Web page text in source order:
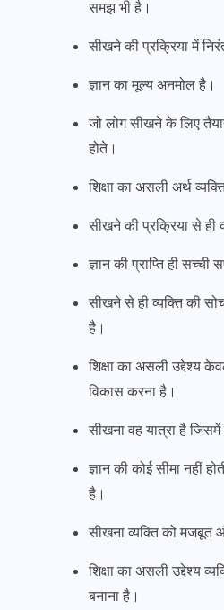
समझ भी है।
सीखने की प्रक्रिया में
ज्ञान का मूल्य अनमोल है।
जो लोग सीखने के लिए
होते।
शिक्षा का असली अर्थ
सीखने की प्रक्रिया से ही
ज्ञान की प्राप्ति ही
सीखने से ही व्यक्ति की
है।
शिक्षा का असली उद्देश्य
विकास करना है।
सीखना वह यात्रा है
ज्ञान की कोई सीमा नहीं
है।
सीखना व्यक्ति को मजबूत
शिक्षा का असली उद्देश्य
बनाना है।